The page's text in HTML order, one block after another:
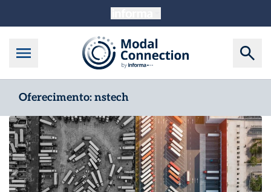
Oferecimento: nstech